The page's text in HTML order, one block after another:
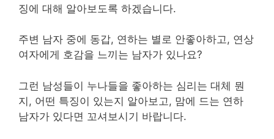
징에 대해 알아보도록 하겠습니다.
주변 남자 중에 동갑, 연하는 별로 안좋아하고, 연상
여자에게 호감을 느끼는 남자가 있나요?
그런 남성들이 누나들을 좋아하는 심리는 대체 뭔
지, 어떤 특징이 있는지 알아보고, 맘에 드는 연하
남자가 있다면 꼬셔보시기 바랍니다.